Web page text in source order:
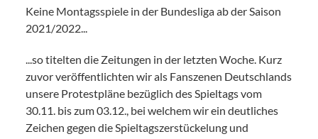
Keine Montagsspiele in der Bundesliga ab der Saison
2021/2022...
...so titelten die Zeitungen in der letzten Woche. Kurz
zuvor veröffentlichten wir als Fanszenen Deutschlands
unsere Protestpläne bezüglich des Spieltags vom
30.11. bis zum 03.12., bei welchem wir ein deutliches
Zeichen gegen die Spieltagszerstückelung und